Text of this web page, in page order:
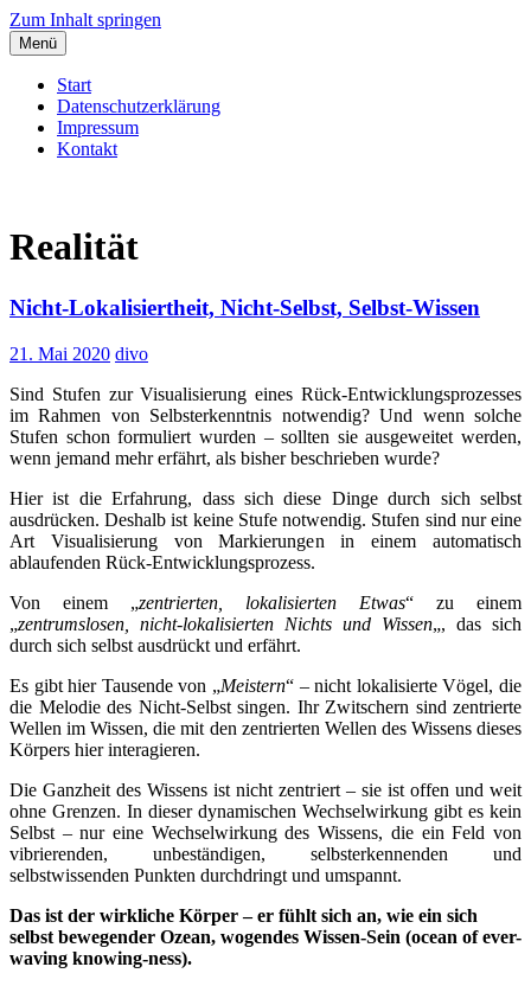
Zum Inhalt springen
Menü
Start
Datenschutzerklärung
Impressum
Kontakt
Dieter Vollmuth
Dem Leben lauschen…
Realität
Nicht-Lokalisiertheit, Nicht-Selbst, Selbst-Wissen
21. Mai 2020 divo
Sind Stufen zur Visualisierung eines Rück-Entwicklungsprozesses
im Rahmen von Selbsterkenntnis notwendig? Und wenn solche
Stufen schon formuliert wurden – sollten sie ausgeweitet werden,
wenn jemand mehr erfährt, als bisher beschrieben wurde?
Hier ist die Erfahrung, dass sich diese Dinge durch sich selbst
ausdrücken. Deshalb ist keine Stufe notwendig. Stufen sind nur eine
Art Visualisierung von Markierungen in einem automatisch
ablaufenden Rück-Entwicklungsprozess.
Von einem „zentrierten, lokalisierten Etwas“ zu einem
„zentrumslosen, nicht-lokalisierten Nichts und Wissen„, das sich
durch sich selbst ausdrückt und erfährt.
Es gibt hier Tausende von „Meistern“ – nicht lokalisierte Vögel, die
die Melodie des Nicht-Selbst singen. Ihr Zwitschern sind zentrierte
Wellen im Wissen, die mit den zentrierten Wellen des Wissens dieses
Körpers hier interagieren.
Die Ganzheit des Wissens ist nicht zentriert – sie ist offen und weit
ohne Grenzen. In dieser dynamischen Wechselwirkung gibt es kein
Selbst – nur eine Wechselwirkung des Wissens, die ein Feld von
vibrierenden, unbeständigen, selbsterkennenden und
selbstwissenden Punkten durchdringt und umspannt.
Das ist der wirkliche Körper – er fühlt sich an, wie ein sich
selbst bewegender Ozean, wogendes Wissen-Sein (ocean of ever-
waving knowing-ness).